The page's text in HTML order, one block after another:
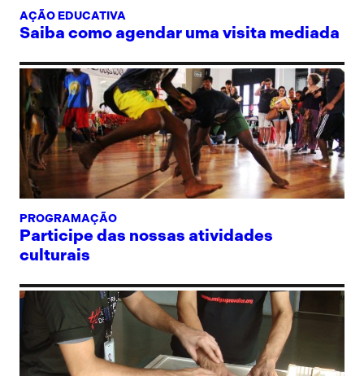
AÇÃO EDUCATIVA
Saiba como agendar uma visita mediada
PROGRAMAÇÃO
Participe das nossas atividades
culturais